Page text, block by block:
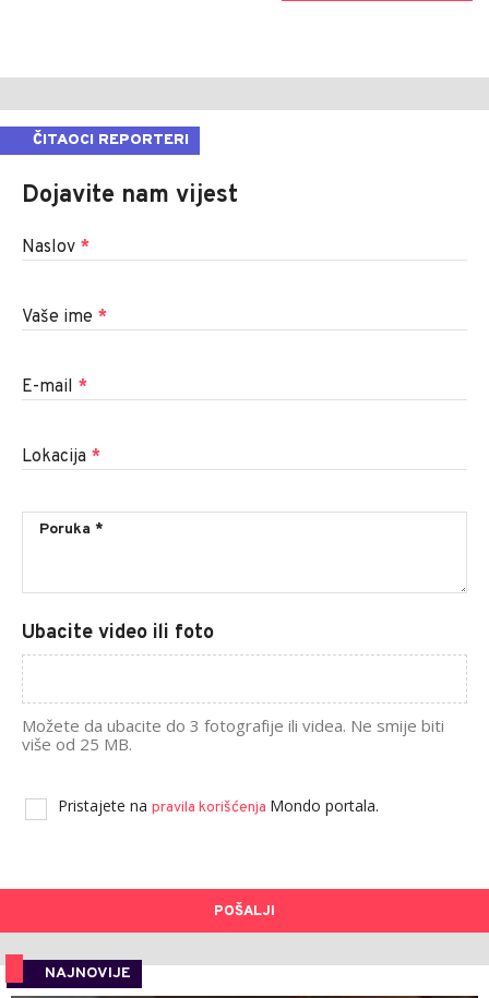
ČITAOCI REPORTERI
Dojavite nam vijest
Naslov *
Vaše ime *
E-mail *
Lokacija *
Ubacite video ili foto
Možete da ubacite do 3 fotografije ili videa. Ne smije biti
više od 25 MB.
Pristajete na pravila korišćenja Mondo portala.
POŠALJI
NAJNOVIJE